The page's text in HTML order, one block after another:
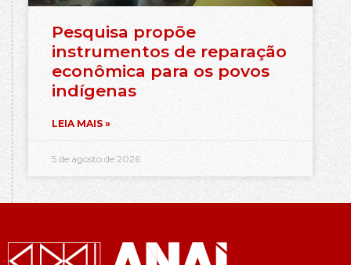
Pesquisa propõe
instrumentos de reparação
econômica para os povos
indígenas
LEIA MAIS »
5 de agosto de 2026